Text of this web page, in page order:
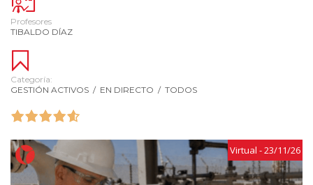
Profesores
TIBALDO DÍAZ
Categoría:
GESTIÓN ACTIVOS / EN DIRECTO / TODOS
Virtual - 23/11/26